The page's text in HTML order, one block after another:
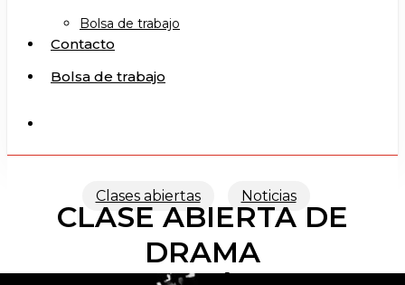
Bolsa de trabajo
Contacto
Bolsa de trabajo
Clases abiertas Noticias
CLASE ABIERTA DE
DRAMA